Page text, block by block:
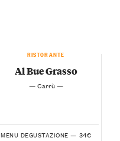
RISTORANTE
Al Bue Grasso
— Carrù —
MENU DEGUSTAZIONE — 34€